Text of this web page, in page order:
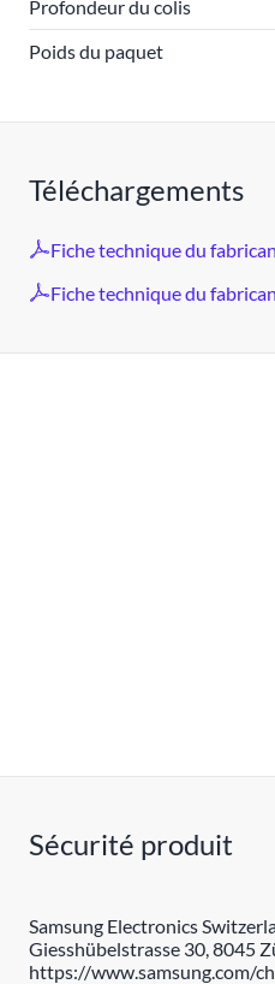
Profondeur du colis
Poids du paquet
Téléchargements
Fiche technique du
Fiche technique du
Sécurité produit
Samsung Electronics
Giesshübelstrasse 30, 8045
https://www.samsung.com/